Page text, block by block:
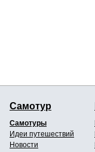
Самотур
Самотуры
Идеи путешествий
Новости